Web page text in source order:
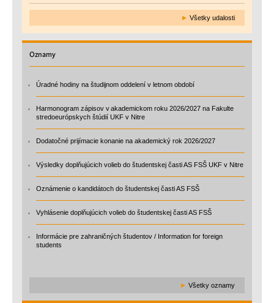
► Všetky udalosti
Oznamy
Úradné hodiny na študijnom oddelení v letnom období
Harmonogram zápisov v akademickom roku 2026/2027 na Fakulte
stredoeurópskych štúdií UKF v Nitre
Dodatočné prijímacie konanie na akademický rok 2026/2027
Výsledky doplňujúcich volieb do študentskej časti AS FSŠ UKF v Nitre
Oznámenie o kandidátoch do študentskej časti AS FSŠ
Vyhlásenie doplňujúcich volieb do študentskej časti AS FSŠ
Informácie pre zahraničných študentov / Information for foreign
students
► Všetky oznamy